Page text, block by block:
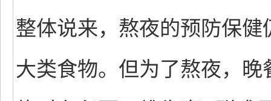
整体说来，熬夜的预防保
大类食物。但为了熬夜，